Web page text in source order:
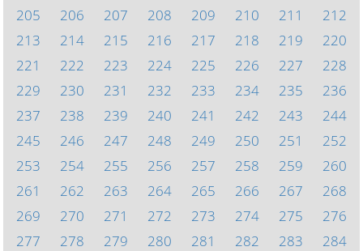
205
206 207 208 209 210 211
212
213
214 215 216 217 218 219
220
221
222 223 224 225 226 227
228
229
230 231 232 233 234 235
236
237
238 239 240 241 242 243
244
245
246 247 248 249 250 251
252
253
254 255 256 257 258 259
260
261
262 263 264 265 266 267
268
269
270 271 272 273 274 275
276
277
278 279 280 281 282 283
284